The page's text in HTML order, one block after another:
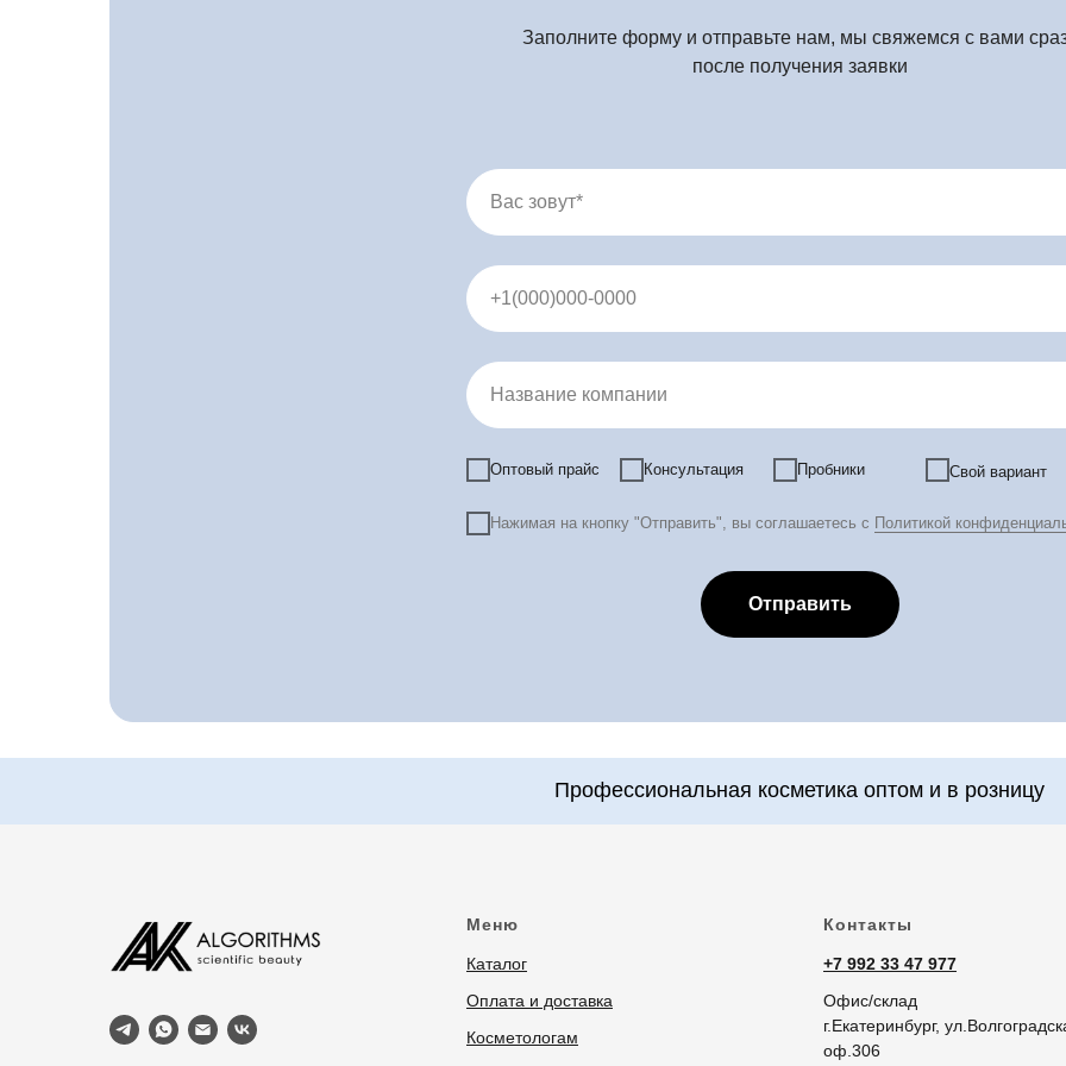
Заполните форму и отправьте нам, мы свяжемся с вами
после получения заявки
Вас зовут*
+1(000)000-0000
Название компании
Оптовый прайс Консультация Пробники Свой вариант
Нажимая на кнопку "Отправить", вы соглашаетесь с Политикой
Отправить
Профессиональная косметика оптом и в розницу
Меню
Каталог
Оплата и доставка
Косметологам
Контакты
+7 992 33 47 977
Офис/склад
г.Екатеринбург,
оф.306